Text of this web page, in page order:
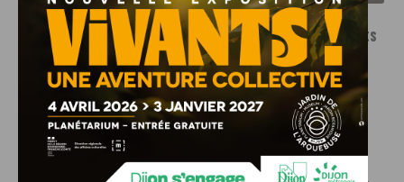
INFOS,SPORT
Le DFCO dévoile ses nouveaux maillots
pour la saison 2026-2027
6 AOÛT, 2026
Le club dijonnais a présenté ses nouveaux maillots
pour son retour en Ligue 2....
INFOS,SPORT